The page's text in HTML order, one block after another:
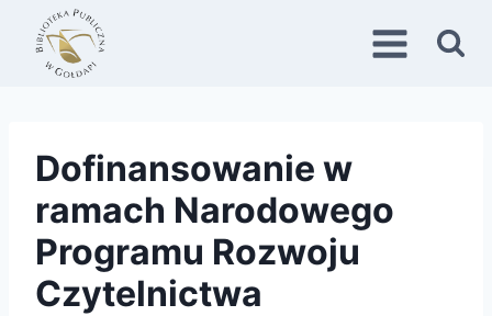
Przejdź
treści
Dofinansowanie w
ramach Narodowego
Programu Rozwoju
Czytelnictwa